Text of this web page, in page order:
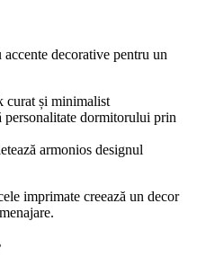
decorative pentru un
curat și minimalist
personalitate dormitorului prin
armonios designul
imprimate creează un decor